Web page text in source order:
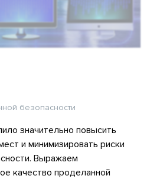
безопасности
значительно повысить
и минимизировать риски
Выражаем
качество проделанной